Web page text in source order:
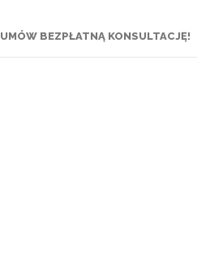
UMÓW BEZPŁATNĄ KONSULTACJĘ!